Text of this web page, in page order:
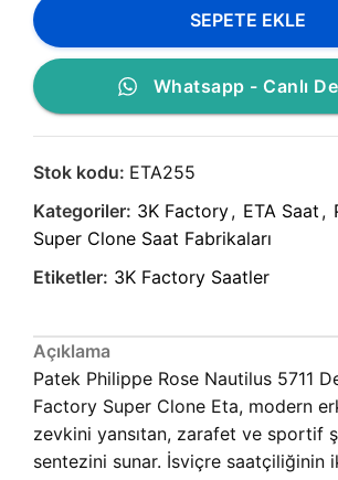
SEPETE EKLE
Whatsapp - Canlı
Stok kodu: ETA255
Kategoriler: 3K Factory, ETA Saat ,
Super Clone Saat Fabrikaları
Etiketler: 3K Factory Saatler
Açıklama
Patek Philippe Rose Nautilus 5711
Factory Super Clone Eta, modern
zevkini yansıtan, zarafet ve sportif
sentezini sunar. İsviçre saatçiliğinin